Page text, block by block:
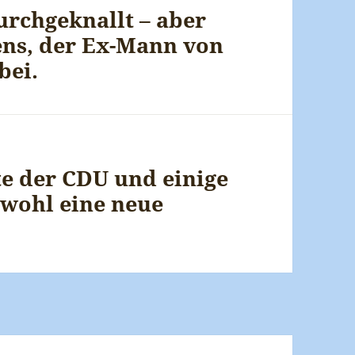
– aber
der Ex-Mann von
der CDU und einige
eine neue